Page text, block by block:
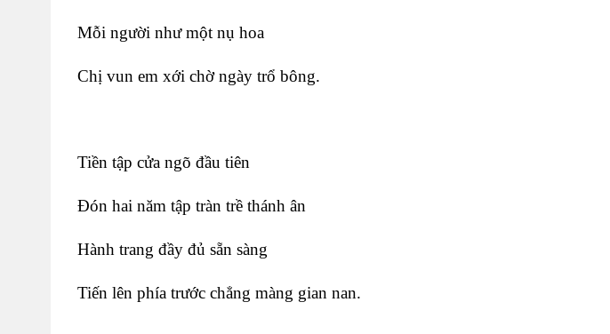
Mỗi người như một nụ hoa
Chị vun em xới chờ ngày trổ bông.
Tiền tập cửa ngõ đầu tiên
Đón hai năm tập tràn trề thánh ân
Hành trang đầy đủ sẵn sàng
Tiến lên phía trước chẳng màng gian nan.